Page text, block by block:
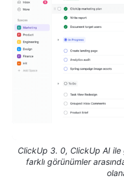
ClickUp 3. 0, ClickUp AI
farklı görünümler